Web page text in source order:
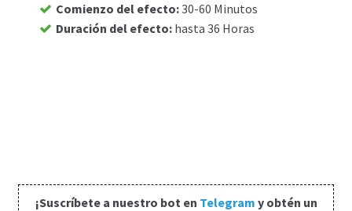
Blog
Comienzo del efecto:30-60 Minutos
Duración del efecto: hasta 36 Horas
¡Suscríbete a nuestro bot en Telegram y obtén un